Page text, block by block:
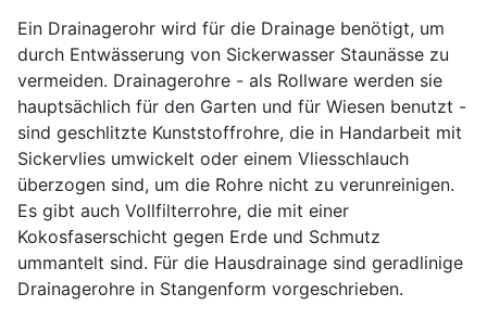
Ein Drainagerohr wird für die Drainage benötigt, um
durch Entwässerung von Sickerwasser Staunässe zu
vermeiden. Drainagerohre - als Rollware werden sie
hauptsächlich für den Garten und für Wiesen benutzt -
sind geschlitzte Kunststoffrohre, die in Handarbeit mit
Sickervlies umwickelt oder einem Vliesschlauch
überzogen sind, um die Rohre nicht zu verunreinigen.
Es gibt auch Vollfilterrohre, die mit einer
Kokosfaserschicht gegen Erde und Schmutz
ummantelt sind. Für die Hausdrainage sind geradlinige
Drainagerohre in Stangenform vorgeschrieben.